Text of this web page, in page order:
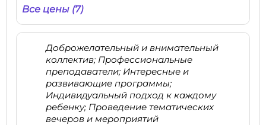
Все цены (7)
Доброжелательный и внимательный
коллектив; Профессиональные
преподаватели; Интересные и
развивающие программы;
Индивидуальный подход к каждому
ребенку; Проведение тематических
вечеров и мероприятий